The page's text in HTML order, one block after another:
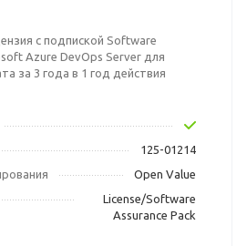
с подпиской Software
Azure DevOps Server для
за 3 года в 1 год действия
125-01214
Open Value
License/Software
Assurance Pack